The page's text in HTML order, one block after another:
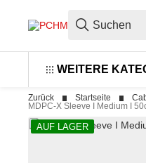
WEITERE
Zurück Startseite
MDPC-X Sleeve I Medium I
AUF LAGER